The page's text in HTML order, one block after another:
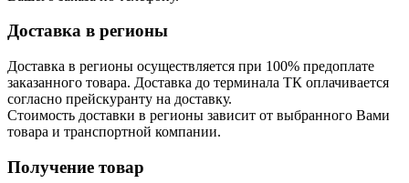
Доставка в регионы
Доставка в регионы осуществляется при 100% предоплате
заказанного товара. Доставка до терминала ТК оплачивается
согласно прейскуранту на доставку.
Стоимость доставки в регионы зависит от выбранного Вами
товара и транспортной компании.
Получение товар